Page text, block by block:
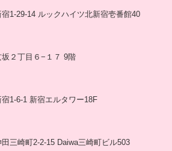
1-29-14 ルックハイツ北新宿壱番館40
２丁目６−１７ 9階
1-6-1 新宿エルタワー18F
三崎町2-2-15 Daiwa三崎町ビル503